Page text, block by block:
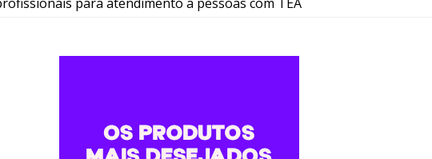
edição do evento Pérola na Lama para novembro de 2026